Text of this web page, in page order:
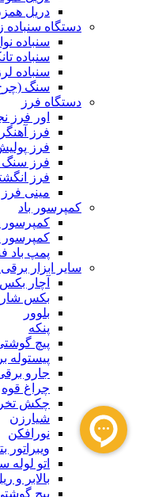
دریل
دستگاه سنباده
سنباده
سنباده
سنباده
سنگ
دستگاه فرز
اور فرز
فرز
فرز
فرز سنگ
فرز
مینی فرز
کمپرسور باد
کمپرسور
کمپرسور
پمپ باد
سایر ابزار
آچار
بکس
بلوور
پنکه
پیچ
پیستوله
جارو
چراغ قوه
چکش
شیارزن
نورافکن
ویبراتور
اتو لوله
بالابر و
پیچ